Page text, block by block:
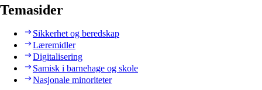
Temasider
Sikkerhet og beredskap
Læremidler
Digitalisering
Samisk i barnehage og skole
Nasjonale minoriteter